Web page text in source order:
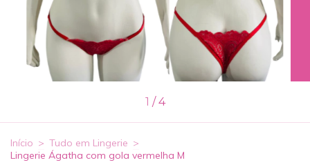
1 /4
Início > Tudo em Lingerie >
Lingerie Ágatha com gola vermelha M